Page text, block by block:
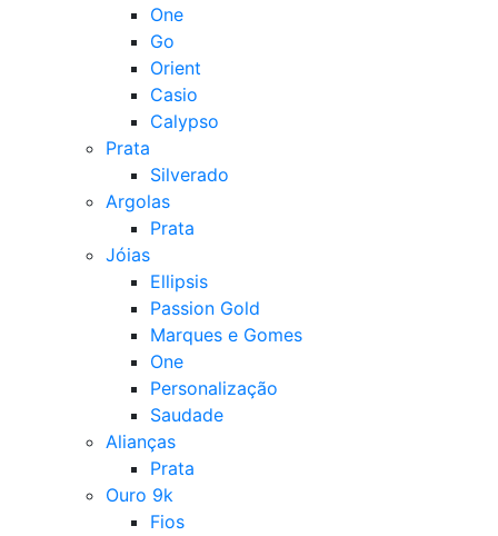
One
Go
Orient
Casio
Calypso
Prata
Silverado
Argolas
Prata
Jóias
Ellipsis
Passion Gold
Marques e Gomes
One
Personalização
Saudade
Alianças
Prata
Ouro 9k
Fios